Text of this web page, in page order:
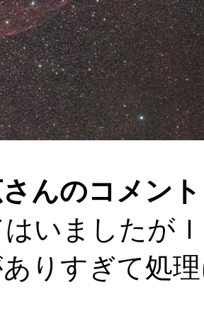
んのコメン
いましたが
りすぎて処